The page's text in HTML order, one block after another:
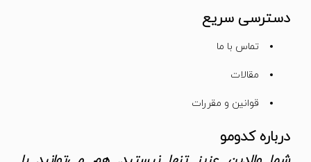
دسترسی سریع
تماس با ما
مقالات
قوانین و مقررات
درباره کدومو